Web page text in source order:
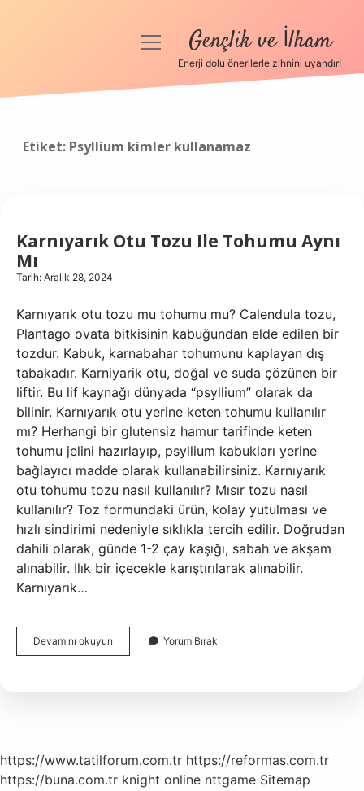
Anasayfa
menüyüGençlik ve İlham
Enerji dolu önerilerle zihnini uyandır!
Etiket: Psyllium kimler kullanamaz
Karnıyarık Otu Tozu Ile Tohumu Aynı
Mı
Tarih: Aralık 28, 2024
Karnıyarık otu tozu mu tohumu mu? Calendula tozu,
Plantago ovata bitkisinin kabuğundan elde edilen bir
tozdur. Kabuk, karnabahar tohumunu kaplayan dış
tabakadır. Karniyarik otu, doğal ve suda çözünen bir
liftir. Bu lif kaynağı dünyada “psyllium” olarak da
bilinir. Karnıyarık otu yerine keten tohumu kullanılır
mı? Herhangi bir glutensiz hamur tarifinde keten
tohumu jelini hazırlayıp, psyllium kabukları yerine
bağlayıcı madde olarak kullanabilirsiniz. Karnıyarık
otu tohumu tozu nasıl kullanılır? Mısır tozu nasıl
kullanılır? Toz formundaki ürün, kolay yutulması ve
hızlı sindirimi nedeniyle sıklıkla tercih edilir. Doğrudan
dahili olarak, günde 1-2 çay kaşığı, sabah ve akşam
alınabilir. Ilık bir içecekle karıştırılarak alınabilir.
Karnıyarık…
Devamını okuyun Karnıyarık
Otu
Yorum Bırak
https://www.tatilforum.com.tr https://reformas.com.tr
https://buna.com.tr knight online nttgame Sitemap